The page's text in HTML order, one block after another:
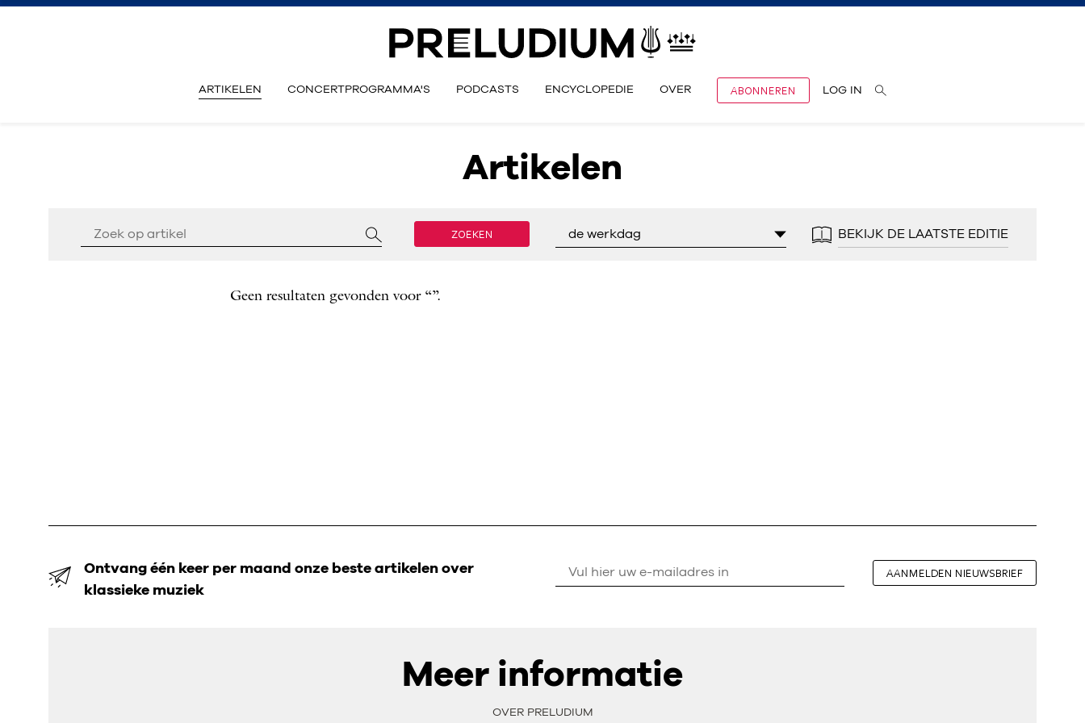
ARTIKELEN CONCERTPROGRAMMA'S PODCASTS ENCYCLOPEDIE OVER ABONNEREN LOG IN
Artikelen
ZOEKEN de werkdag BEKIJK DE LAATSTE EDITIE
Geen resultaten gevonden voor “”.
Ontvang één keer per maand onze beste artikelen over
klassieke muziek
AANMELDEN NIEUWSBRIEF
Meer informatie
OVER PRELUDIUM